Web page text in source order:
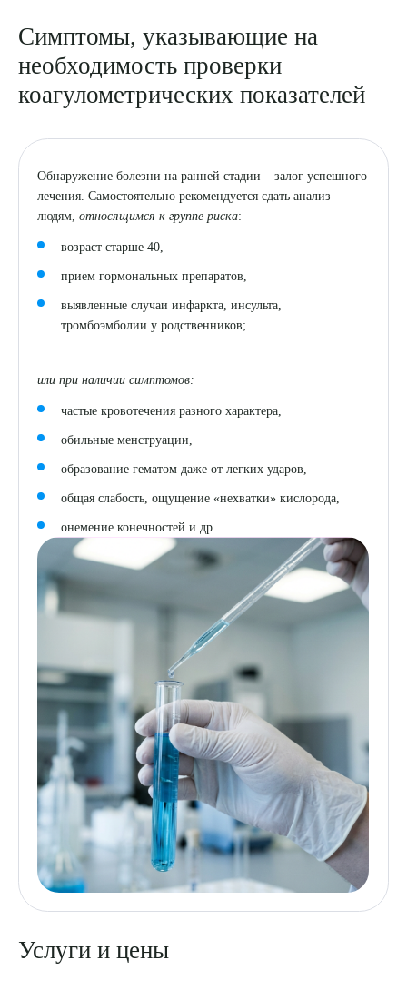
Симптомы, указывающие на
необходимость проверки
коагулометрических показателей
Обнаружение болезни на ранней стадии – залог успешного
лечения. Самостоятельно рекомендуется сдать анализ
людям,относящимся к группе риска:
возраст старше 40,
прием гормональных препаратов,
выявленные случаи инфаркта, инсульта,
тромбоэмболии у родственников;
или при наличии симптомов:
частые кровотечения разного характера,
обильные менструации,
образование гематом даже от легких ударов,
общая слабость, ощущение «нехватки» кислорода,
онемение конечностей и др.
Услуги и цены